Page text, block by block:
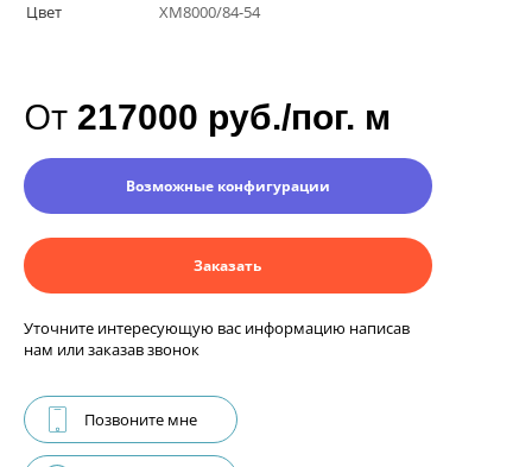
Цвет
ХM8000/84-54
От 217000 руб./пог. м
Возможные конфигурации
Заказать
Уточните интересующую вас информацию написав
нам или заказав звонок
Позвоните мне